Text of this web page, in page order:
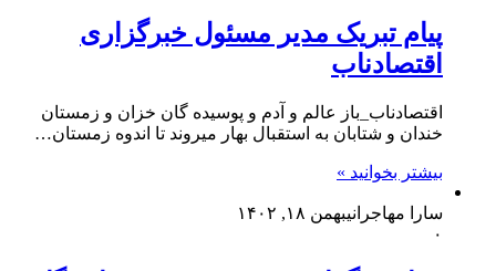
پیام تبریک مدیر مسئول خبرگزاری
اقتصادناب
اقتصادناب_باز عالم و آدم و پوسیده گان خزان و زمستان
خندان و شتابان به استقبال بهار میروند تا اندوه زمستان…
بیشتر بخوانید »
سارا مهاجرانیبهمن ۱۸, ۱۴۰۲
۰